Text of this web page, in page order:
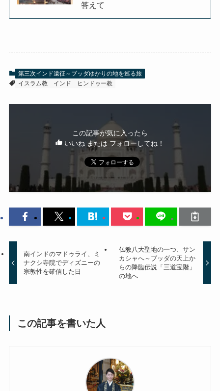
答えて
第三次インド遠征～ブッダゆかりの地を巡る旅
イスラム教
インド ヒンドゥー教
この記事が気に入ったら
いいね または フォローしてね！
南インドのマドゥライ、ミ
ナクシ寺院でディズニーの
宗教性を確信した日
仏教八大聖地の一つ、サン
カシャへ～ブッダの天上か
らの降臨伝説「三道宝階」
の地へ
この記事を書いた人